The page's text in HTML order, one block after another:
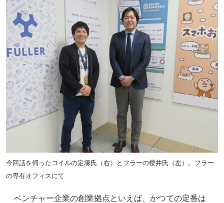
今回話を伺ったコイルの定塚氏（右）とフラーの櫻井氏（左）。フラー
の専有オフィスにて
ベンチャー企業の創業拠点といえば、かつての定番は